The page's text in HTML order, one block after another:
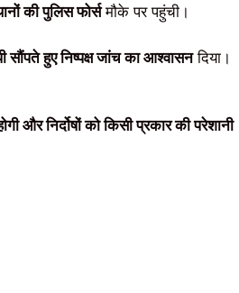
की पुलिस फोर्समौके पर पहुंची।
हुए निष्पक्ष जांच का आश्वासनदिया।
और निर्दोषों को किसी प्रकार की परेशानी